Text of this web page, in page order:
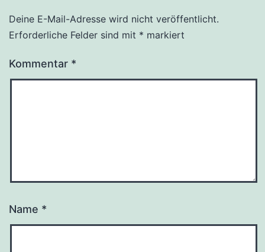
Deine E-Mail-Adresse wird nicht veröffentlicht.
Erforderliche Felder sind mit * markiert
Kommentar *
Name *